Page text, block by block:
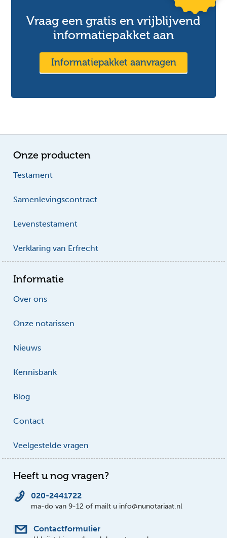
Vraag een gratis en vrijblijvend
informatiepakket aan
Informatiepakket aanvragen
Onze producten
Testament
Samenlevingscontract
Levenstestament
Verklaring van Erfrecht
Informatie
Over ons
Onze notarissen
Nieuws
Kennisbank
Blog
Contact
Veelgestelde vragen
Heeft u nog vragen?
020-2441722
ma-do van 9-12 of mailt u info@nunotariaat.nl
Contactformulier